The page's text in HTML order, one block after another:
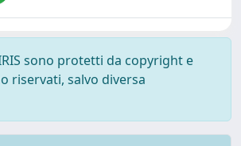
sono protetti da copyright e
riservati, salvo diversa